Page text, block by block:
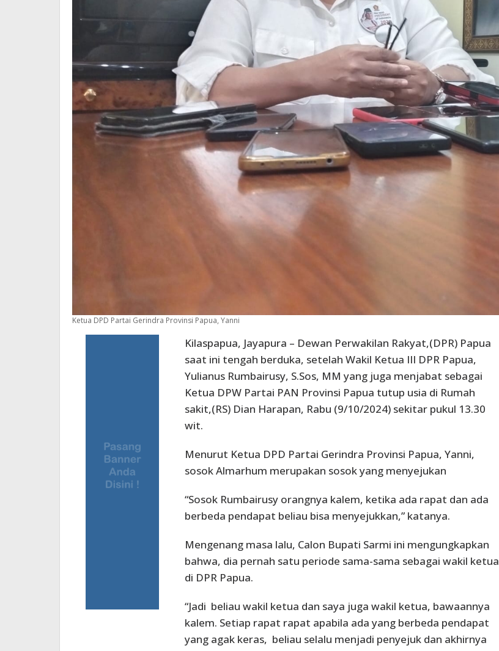
Ketua DPD Partai Gerindra Provinsi Papua, Yanni
Kilaspapua, Jayapura – Dewan Perwakilan Rakyat,(DPR) Papua
saat ini tengah berduka, setelah Wakil Ketua III DPR Papua,
Yulianus Rumbairusy, S.Sos, MM yang juga menjabat sebagai
Ketua DPW Partai PAN Provinsi Papua tutup usia di Rumah
sakit,(RS) Dian Harapan, Rabu (9/10/2024) sekitar pukul 13.30
wit.
Menurut Ketua DPD Partai Gerindra Provinsi Papua, Yanni,
sosok Almarhum merupakan sosok yang menyejukan
“Sosok Rumbairusy orangnya kalem, ketika ada rapat dan ada
berbeda pendapat beliau bisa menyejukkan,” katanya.
Mengenang masa lalu, Calon Bupati Sarmi ini mengungkapkan
bahwa, dia pernah satu periode sama-sama sebagai wakil ketua
di DPR Papua.
“Jadi beliau wakil ketua dan saya juga wakil ketua, bawaannya
kalem. Setiap rapat rapat apabila ada yang berbeda pendapat
yang agak keras, beliau selalu menjadi penyejuk dan akhirnya